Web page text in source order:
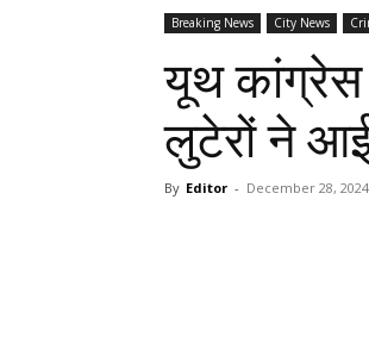
Breaking News City News
यूथ कांग्रेस
लुटेरों ने
By Editor - December 28, 2024